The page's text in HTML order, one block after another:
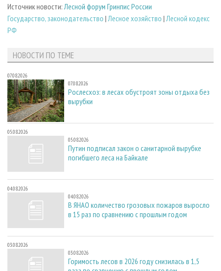
Источник новости:Лесной форум Гринпис России
Государство, законодательство |Лесное хозяйство |Лесной кодекс
РФ
НОВОСТИ ПО ТЕМЕ
07.08.2026
07.08.2026
Рослесхоз: в лесах обустроят зоны отдыха без
вырубки
05.08.2026
05.08.2026
Путин подписал закон о санитарной вырубке
погибшего леса на Байкале
04.08.2026
04.08.2026
В ЯНАО количество грозовых пожаров выросло
в 15 раз по сравнению с прошлым годом
03.08.2026
03.08.2026
Горимость лесов в 2026 году снизилась в 1,5